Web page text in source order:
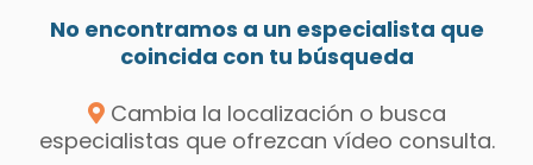
No encontramos a un especialista que
coincida con tu búsqueda
Cambia la localización o busca
especialistas que ofrezcan vídeo consulta.